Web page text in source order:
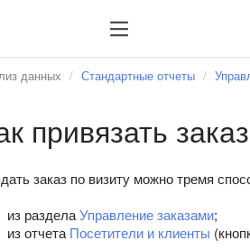
данных Стандартные отчеты
привязать
заказ по визиту можно тремя
из разделаУправление заказами;
из отчета Посетители и клиенты